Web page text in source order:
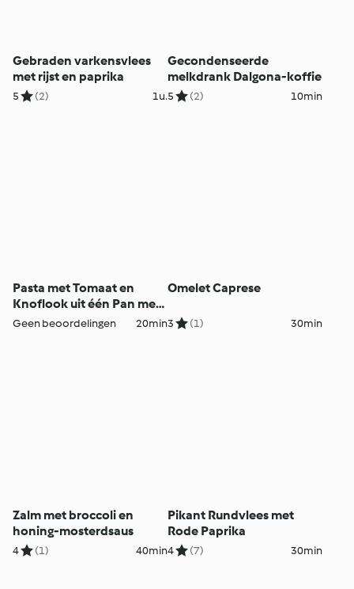
Gebraden varkensvlees
met rijst en paprika
5 (2) 1u.
Gecondenseerde
melkdrank Dalgona-koffie
5 (2) 10min
Pasta met Tomaat en
Knoflook uit één Pan met
Mosselen
Geen beoordelingen 20min
Omelet Caprese
3 (1) 30min
Zalm met broccoli en
honing-mosterdsaus
4 (1) 40min
Pikant Rundvlees met
Rode Paprika
4 (7) 30min